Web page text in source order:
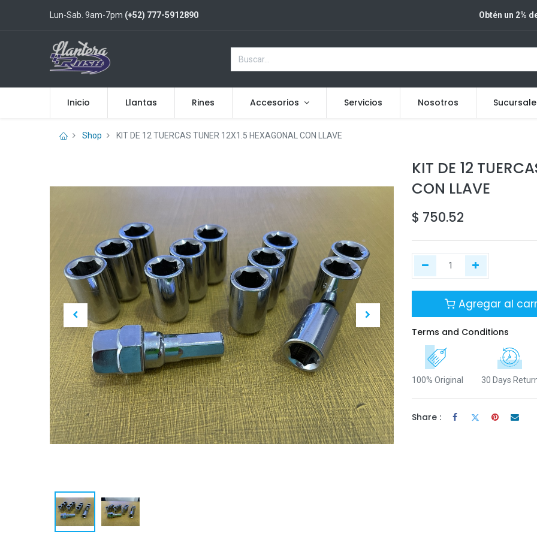
Lun-Sab. 9am-7pm (+52) 777-5912890 Obtén un 2%
Inicio Llantas Rines Accesorios Servicios Nosotros
Shop KIT DE 12 TUERCAS TUNER 12X1.5 HEXAGONAL CON LLAVE
KIT DE 12
CON LLAVE
$ 750.52
Agregar al
Terms and Conditions
100% Original 30 Days
Share :